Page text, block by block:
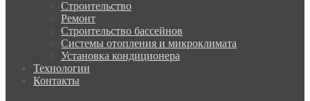
Строительство
Ремонт
Строительство бассейнов
Системы отопления и микроклимата
Установка кондиционера
Технологии
Контакты